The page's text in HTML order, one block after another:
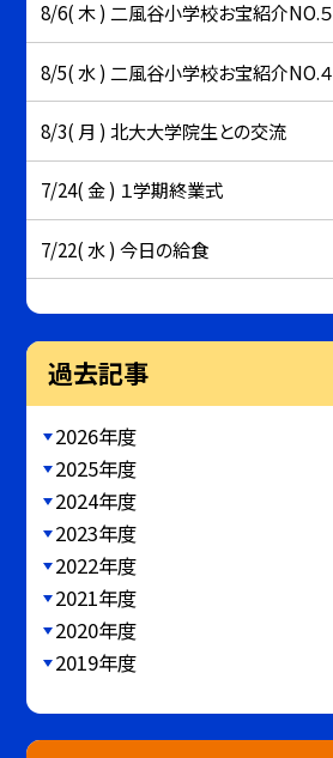
8/6( 木 ) 二風谷小学校お宝紹介NO.５
8/5( 水 ) 二風谷小学校お宝紹介NO.４
8/3( 月 ) 北大大学院生との交流
7/24( 金 ) １学期終業式
7/22( 水 ) 今日の給食
過去記事
2026年度
2025年度
2024年度
2023年度
2022年度
2021年度
2020年度
2019年度